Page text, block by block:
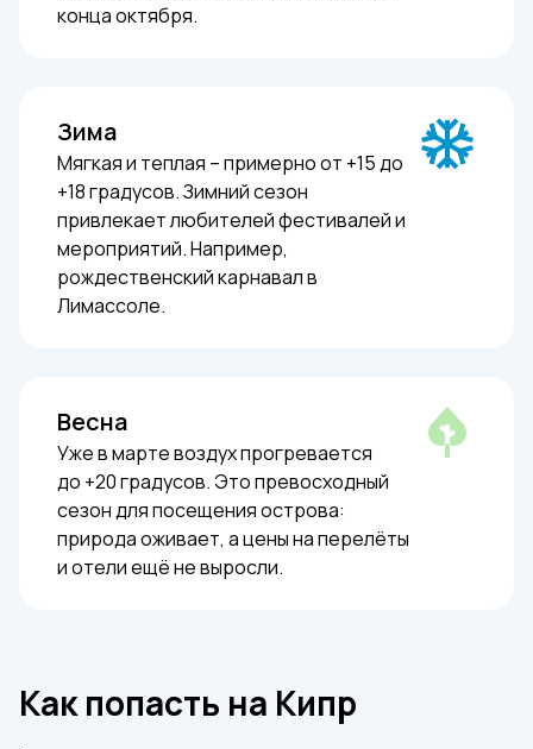
конца октября.
Зима
Мягкая и теплая – примерно от +15 до
+18 градусов. Зимний сезон
привлекает любителей фестивалей и
мероприятий. Например,
рождественский карнавал в
Лимассоле.
Весна
Уже в марте воздух прогревается
до +20 градусов. Это превосходный
сезон для посещения острова:
природа оживает, а цены на перелёты
и отели ещё не выросли.
Как попасть на Кипр